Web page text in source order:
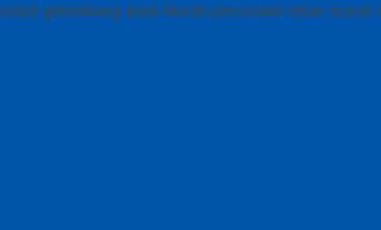
gelombang anak Murah perosotan lebar murah